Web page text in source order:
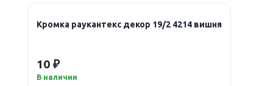
Кромка раукантекс декор 19/2 4214 вишня
10 ₽
В наличии